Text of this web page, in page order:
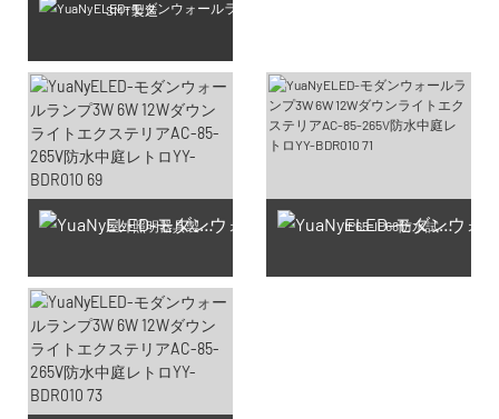
SMT製造
屋外照明器具製造工房 IP65-IP68防水試験生産